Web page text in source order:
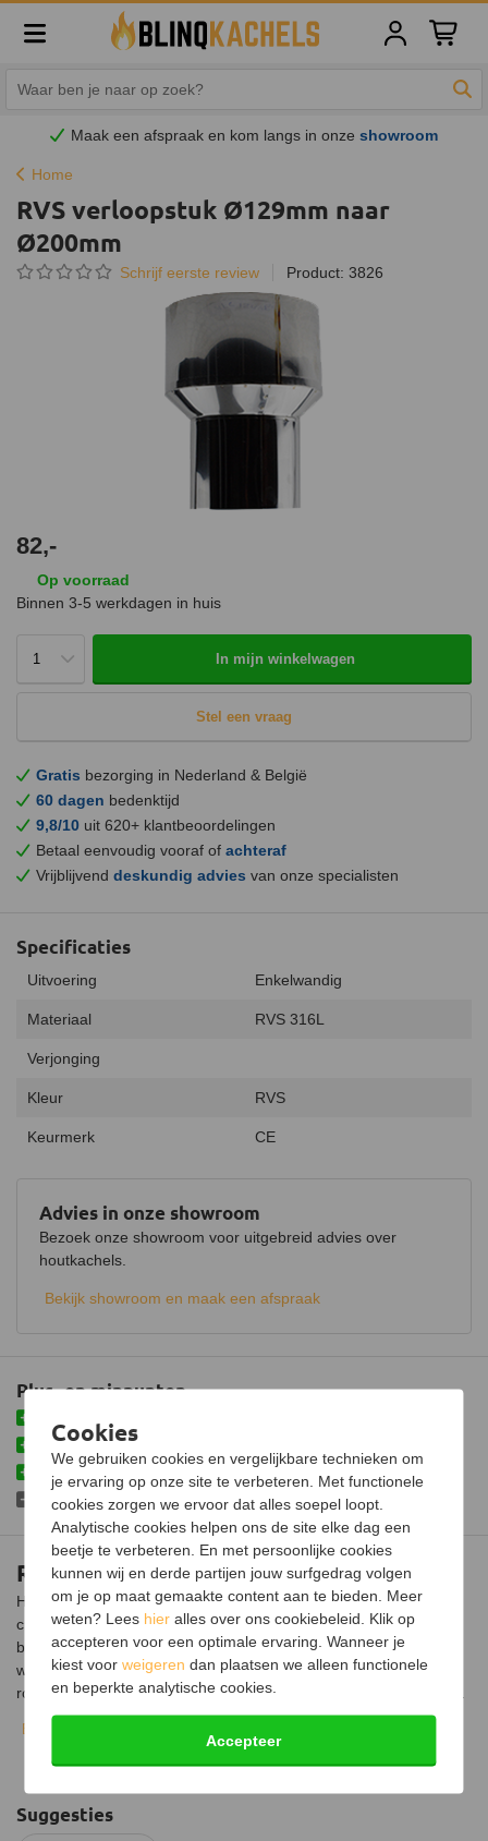
Maak een afspraak en kom langs in onzeshowroom
Home
RVS verloopstuk Ø129mm naar
Ø200mm
Schrijf eerste review Product: 3826
82,-
Op voorraad
Binnen 3-5 werkdagen in huis
In mijn winkelwagen
Stel een vraag
Gratis bezorging in Nederland & België
60 dagen bedenktijd
9,8/10 uit 620+ klantbeoordelingen
Betaal eenvoudig vooraf of achteraf
Vrijblijvend deskundig advies van onze specialisten
RVS verloopstuk Ø129mm naar Ø200mm
Het RVS verloopstuk is ontworpen om een naadloze overgang te
creëren tussen een kachel met een kleinere uitgang en een
bestaand rookkanaal met een grotere diameter. Dit is nodig
wanneer je een kachel wilt aansluiten op een bestaand
rookkanaal dat een grotere diameter heeft dan de kacheluitgang.
Het is van belang om te weten dat het gebruik van een
verloopstuk om de diameter van de kachelpijp te verkleinen (van
belemmeren en de veiligheid in gevaar brengen.Het verloopstuk
Ø129mm naar Ø200mm is bedoeld om de diameter te vergroten,
Bekijk volledige beschrijving
Plus- en minpunten
Makkelijke oplossing voor bestaand kanaal
Vervaardigd uit hoogwaardig materiaal
Mag niet andersom gebruikt worden
Advies in onze showroom
Bezoek onze showroom voor uitgebreid advies over
houtkachels.
Bekijk showroom en maak een afspraak
Specificaties
Uitvoering Enkelwandig
Materiaal RVS 316L
Verjonging
Kleur RVS
Keurmerk CE
Suggesties
Cookies
We gebruiken cookies en vergelijkbare technieken om
je ervaring op onze site te verbeteren. Met functionele
cookies zorgen we ervoor dat alles soepel loopt.
Analytische cookies helpen ons de site elke dag een
beetje te verbeteren. En met persoonlijke cookies
kunnen wij en derde partijen jouw surfgedrag volgen
om je op maat gemaakte content aan te bieden. Meer
weten? Lees hier alles over ons cookiebeleid. Klik op
accepteren voor een optimale ervaring. Wanneer je
kiest voorweigeren dan plaatsen we alleen functionele
en beperkte analytische cookies.
Accepteer